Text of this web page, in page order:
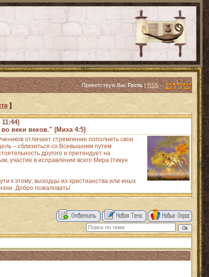
Приветствую Вас Гость|RSS
]
веки веков." (Миха 4:5)
отличает стремление пополнить свои
– сблизиться со Всевышним путем
другого и претендует на
участие в исправлении всего Мира (тикун
к этому; выходцы из христианства или иных
Добро пожаловать!